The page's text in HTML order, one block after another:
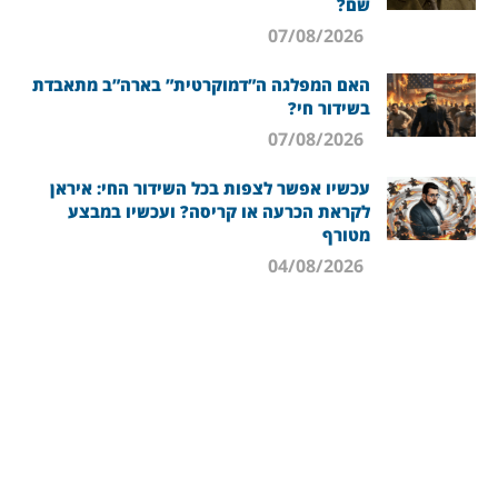
שם?
האם המפלגה ה”דמוקרטית” בארה”ב מתאבדת
בשידור חי?
עכשיו אפשר לצפות בכל השידור החי: איראן
לקראת הכרעה או קריסה? ועכשיו במבצע
מטורף